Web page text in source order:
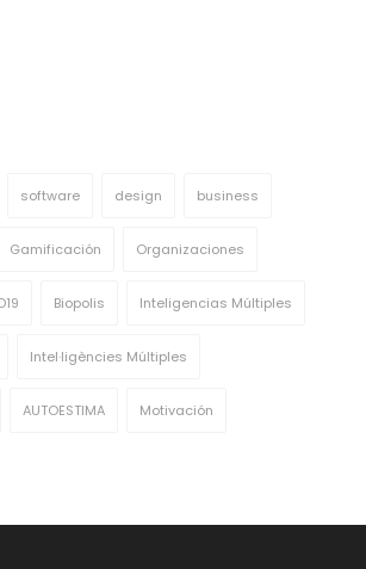
software design business
Gamificación Organizaciones
Biopolis Inteligencias Múltiples
Intel·ligències Múltiples
AUTOESTIMA Motivación